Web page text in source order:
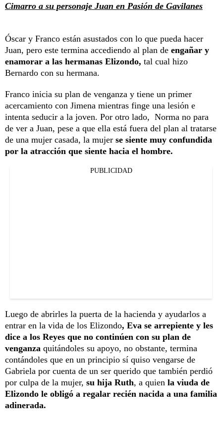
Cimarro a su personaje Juan en Pasión de Gavilanes
Óscar y Franco están asustados con lo que pueda hacer
Juan, pero este termina accediendo al plan de engañar y
enamorar a las hermanas Elizondo, tal cual hizo
Bernardo con su hermana.
Franco inicia su plan de venganza y tiene un primer
acercamiento con Jimena mientras finge una lesión e
intenta seducir a la joven. Por otro lado, Norma no para
de ver a Juan, pese a que ella está fuera del plan al tratarse
de una mujer casada, la mujer se siente muy confundida
por la atracción que siente hacia el hombre.
PUBLICIDAD
Luego de abrirles la puerta de la hacienda y ayudarlos a
entrar en la vida de los Elizondo, Eva se arrepiente y les
dice a los Reyes que no continúen con su plan de
venganza quitándoles su apoyo, no obstante, termina
contándoles que en un principio sí quiso vengarse de
Gabriela por cuenta de un ser querido que también perdió
por culpa de la mujer, su hija Ruth, a quien la viuda de
Elizondo le obligó a regalar recién nacida a una familia
adinerada.